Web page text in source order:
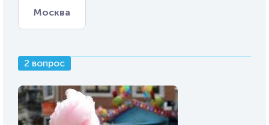
Москва
2 вопрос